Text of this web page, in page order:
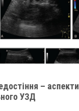
– аспекти
УЗД